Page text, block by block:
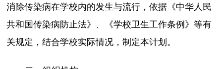
消除传染病在学校内的发生与流行，依据《中华人民
共和国传染病防止法》、《学校卫生工作条例》等有
关规定，结合学校实际情况，制定本计划。